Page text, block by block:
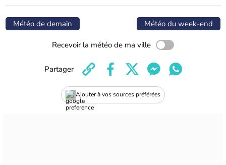
Météo de demain Météo du week-end
Recevoir la météo de ma ville
Ajouter à vos sources préférées
Partager